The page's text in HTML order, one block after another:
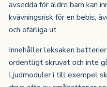
avsedda för äldre barn kan
kvävningsrisk för en bebis,
och ofarliga ut.
Innehåller leksaken
ordentligt skruvat och inte
Ljudmoduler i till exempel